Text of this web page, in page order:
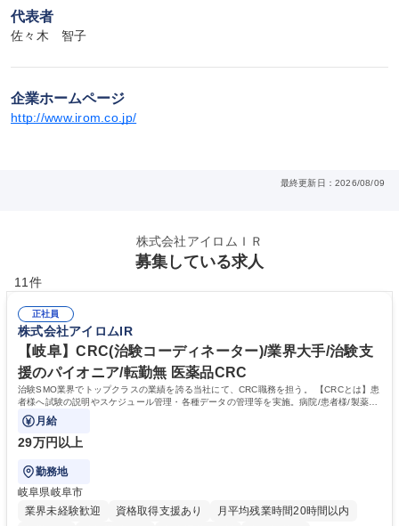
代表者
佐々木　智子
企業ホームページ
http://www.irom.co.jp/
最終更新日：2026/08/09
株式会社アイロムＩＲ
募集している求人
11件
正社員
株式会社アイロムIR
【岐阜】CRC(治験コーディネーター)/業界大手/治験支
援のパイオニア/転勤無 医薬品CRC
治験SMO業界でトップクラスの業績を誇る当社にて、CRC職務を担う。 【CRCとは】患
者様へ試験の説明やスケジュール管理・各種データの管理等を実施。病院/患者様/製薬企
業の間で安全で円滑な治験の実施を支援。
月給
29万円以上
勤務地
岐阜県岐阜市
業界未経験歓迎
資格取得支援あり
月平均残業時間20時間以内